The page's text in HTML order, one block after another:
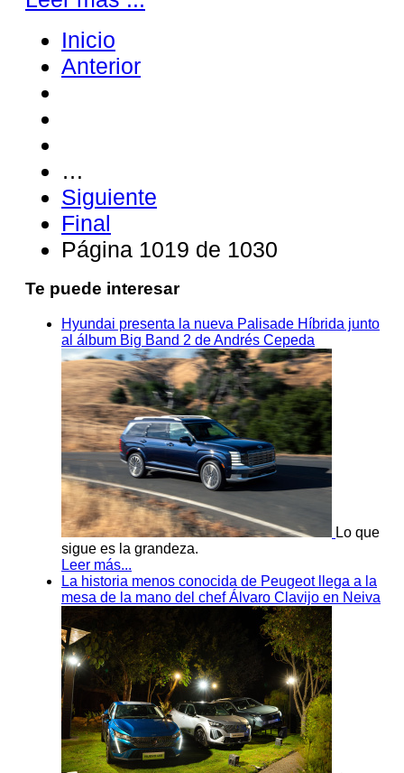
Inicio
Anterior
…
Siguiente
Final
Página 1019 de 1030
Te puede interesar
Hyundai presenta la nueva Palisade Híbrida junto
al álbum Big Band 2 de Andrés Cepeda
Lo que
sigue es la grandeza.
Leer más...
La historia menos conocida de Peugeot llega a la
mesa de la mano del chef Álvaro Clavijo en Neiva